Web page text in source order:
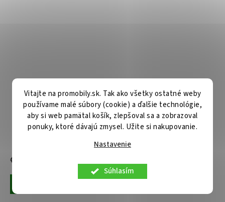
Vitajte na promobily.sk. Tak ako všetky ostatné weby
používame malé súbory (cookie) a ďalšie technológie,
aby si web pamätal košík, zlepšoval sa a zobrazoval
ponuky, ktoré dávajú zmysel. Užite si nakupovanie.
Nastavenie
Súhlasím
Detské dotykové rukavice
pre mobilný telefón Santa
Claus čierne
€4,90
Techsuit Dotykové rukavice
semiš PU koža modré
(ST0009)
Centrálny sklad